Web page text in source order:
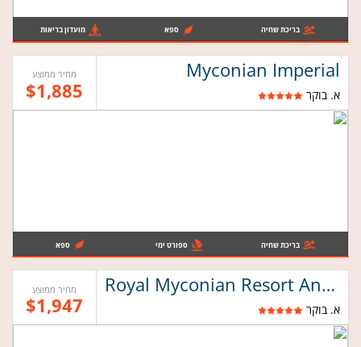
בריכת שחיה ספא מועדון בריאות
Myconian Imperial
א. בוקר
מחיר ממוצע
$1,885
בריכת שחיה ספורט ימי ספא
Royal Myconian Resort And Thalasso Spa
א. בוקר
מחיר ממוצע
$1,947